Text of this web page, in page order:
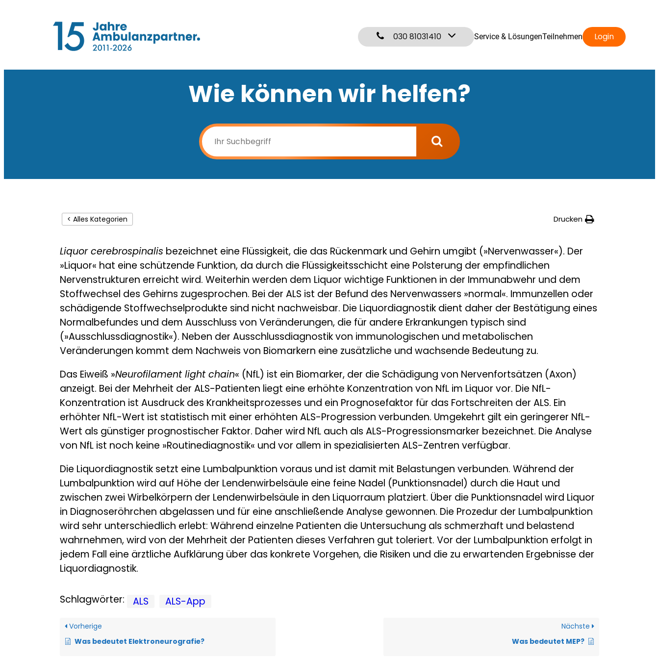
030 81031410 Service & LösungenTeilnehmen Login
Wie können wir helfen?
< Alles Kategorien Drucken
Liquor cerebrospinalis bezeichnet eine Flüssigkeit, die das Rückenmark und Gehirn umgibt (»Nervenwasser«). Der
»Liquor« hat eine schützende Funktion, da durch die Flüssigkeitsschicht eine Polsterung der empfindlichen
Nervenstrukturen erreicht wird. Weiterhin werden dem Liquor wichtige Funktionen in der Immunabwehr und dem
Stoffwechsel des Gehirns zugesprochen. Bei der ALS ist der Befund des Nervenwassers »normal«. Immunzellen oder
schädigende Stoffwechselprodukte sind nicht nachweisbar. Die Liquordiagnostik dient daher der Bestätigung eines
Normalbefundes und dem Ausschluss von Veränderungen, die für andere Erkrankungen typisch sind
(»Ausschlussdiagnostik«). Neben der Ausschlussdiagnostik von immunologischen und metabolischen
Veränderungen kommt dem Nachweis von Biomarkern eine zusätzliche und wachsende Bedeutung zu.
Das Eiweiß »Neurofilament light chain« (NfL) ist ein Biomarker, der die Schädigung von Nervenfortsätzen (Axon)
anzeigt. Bei der Mehrheit der ALS-Patienten liegt eine erhöhte Konzentration von NfL im Liquor vor. Die NfL-
Konzentration ist Ausdruck des Krankheitsprozesses und ein Prognosefaktor für das Fortschreiten der ALS. Ein
erhöhter NfL-Wert ist statistisch mit einer erhöhten ALS-Progression verbunden. Umgekehrt gilt ein geringerer NfL-
Wert als günstiger prognostischer Faktor. Daher wird NfL auch als ALS-Progressionsmarker bezeichnet. Die Analyse
von NfL ist noch keine »Routinediagnostik« und vor allem in spezialisierten ALS-Zentren verfügbar.
Die Liquordiagnostik setzt eine Lumbalpunktion voraus und ist damit mit Belastungen verbunden. Während der
Lumbalpunktion wird auf Höhe der Lendenwirbelsäule eine feine Nadel (Punktionsnadel) durch die Haut und
zwischen zwei Wirbelkörpern der Lendenwirbelsäule in den Liquorraum platziert. Über die Punktionsnadel wird Liquor
in Diagnoseröhrchen abgelassen und für eine anschließende Analyse gewonnen. Die Prozedur der Lumbalpunktion
wird sehr unterschiedlich erlebt: Während einzelne Patienten die Untersuchung als schmerzhaft und belastend
wahrnehmen, wird von der Mehrheit der Patienten dieses Verfahren gut toleriert. Vor der Lumbalpunktion erfolgt in
jedem Fall eine ärztliche Aufklärung über das konkrete Vorgehen, die Risiken und die zu erwartenden Ergebnisse der
Liquordiagnostik.
Schlagwörter: ALS ALS-App
Vorherige
Was bedeutet Elektroneurografie?
Nächste
Was bedeutet MEP?